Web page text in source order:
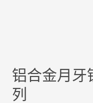
铝合金月牙
列